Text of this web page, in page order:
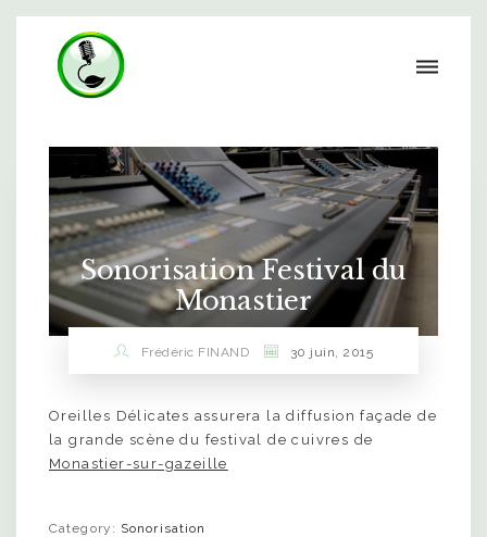
Sonorisation Festival du
Monastier
Frédéric FINAND 30 juin, 2015
Oreilles Délicates assurera la diffusion façade de
la grande scène du festival de cuivres de
Monastier-sur-gazeille
Category: Sonorisation